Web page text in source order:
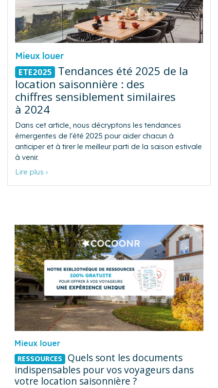
Mieux louer
ETE2025
Tendances été 2025 de la
location saisonnière : des
chiffres sensiblement similaires
à 2024
Dans cet article, nous décryptons les tendances
émergentes de l'été 2025 pour aider chacun à
anticiper et à tirer le meilleur parti de la saison estivale
à venir.
Lire plus ›
Mieux louer
RESSOURCES Quels sont les documents
indispensables pour vos voyageurs dans
votre location saisonnière ?